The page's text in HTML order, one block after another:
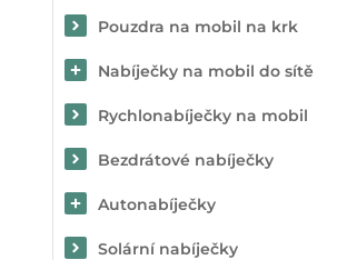
Pouzdra na mobil na krk
Nabíječky na mobil do sítě
Rychlonabíječky na mobil
Bezdrátové nabíječky
Autonabíječky
Solární nabíječky